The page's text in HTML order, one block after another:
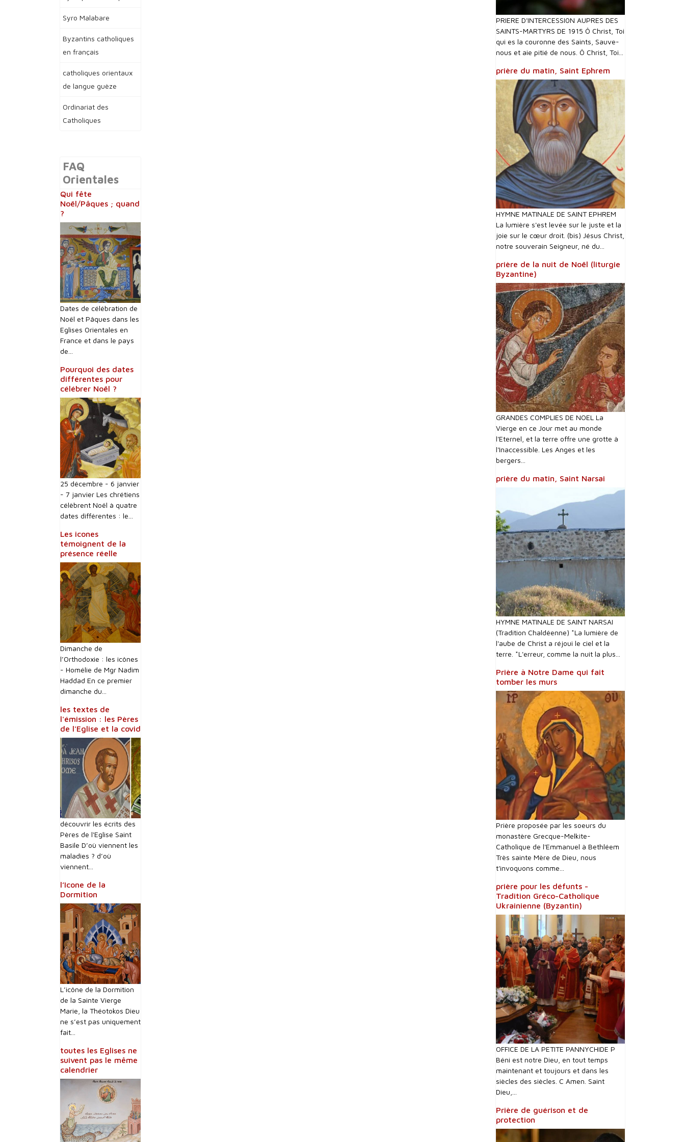
Syro Malabare
Byzantins catholiques
en français
catholiques orientaux
de langue guèze
Ordinariat des
Catholiques
FAQ
Orientales
Qui fête
Noël/Pâques ; quand
?
Dates de célébration de
Noël et Pâques dans les
Eglises Orientales en
France et dans le pays
de...
Pourquoi des dates
différentes pour
célébrer Noël ?
25 décembre - 6 janvier
- 7 janvier Les chrétiens
célèbrent Noël à quatre
dates différentes : le...
Les icones
témoignent de la
présence réelle
Dimanche de
l’Orthodoxie : les icônes
- Homélie de Mgr Nadim
Haddad En ce premier
dimanche du...
les textes de
l'émission : les Pères
de l'Eglise et la covid
découvrir les écrits des
Pères de l'Eglise Saint
Basile D’où viennent les
maladies ? d’où
viennent...
l’Icone de la
Dormition
L’icône de la Dormition
de la Sainte Vierge
Marie, la Théotokos Dieu
ne s’est pas uniquement
fait...
toutes les Eglises ne
suivent pas le même
calendrier
PRIERE D'INTERCESSI0N AUPRES DES
SAINTS-MARTYRS DE 1915 Ô Christ, Toi
qui es la couronne des Saints, Sauve-
nous et aie pitié de nous. Ô Christ, Toi...
prière du matin, Saint Ephrem
HYMNE MATINALE DE SAINT EPHREM
La lumière s'est levée sur le juste et la
joie sur le cœur droit. (bis) Jésus Christ,
notre souverain Seigneur, né du...
prière de la nuit de Noël (liturgie
Byzantine)
GRANDES COMPLIES DE NOEL La
Vierge en ce Jour met au monde
l'Eternel, et la terre offre une grotte à
l'Inaccessible. Les Anges et les
bergers...
prière du matin, Saint Narsai
HYMNE MATINALE DE SAINT NARSAI
(Tradition Chaldéenne) *La lumière de
l'aube de Christ a réjoui le ciel et la
terre. *L'erreur, comme la nuit la plus...
Prière à Notre Dame qui fait
tomber les murs
Prière proposée par les soeurs du
monastère Grecque-Melkite-
Catholique de l'Emmanuel à Bethléem
Très sainte Mère de Dieu, nous
t'invoquons comme...
prière pour les défunts -
Tradition Gréco-Catholique
Ukrainienne (Byzantin)
OFFICE DE LA PETITE PANNYCHIDE P
Béni est notre Dieu, en tout temps
maintenant et toujours et dans les
siècles des siècles. C Amen. Saint
Dieu,...
Prière de guérison et de
protection